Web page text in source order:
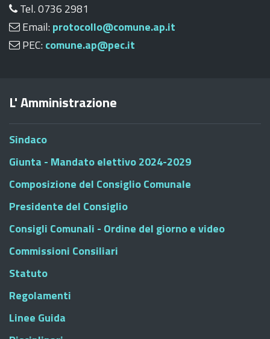
Tel. 0736 2981
Email: protocollo@comune.ap.it
PEC: comune.ap@pec.it
L' Amministrazione
Sindaco
Giunta - Mandato elettivo 2024-2029
Composizione del Consiglio Comunale
Presidente del Consiglio
Consigli Comunali - Ordine del giorno e video
Commissioni Consiliari
Statuto
Regolamenti
Linee Guida